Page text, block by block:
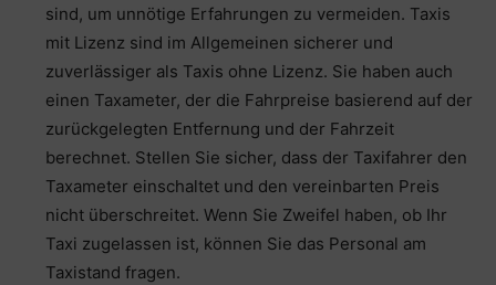
sind, um unnötige Erfahrungen zu vermeiden. Taxis
mit Lizenz sind im Allgemeinen sicherer und
zuverlässiger als Taxis ohne Lizenz. Sie haben auch
einen Taxameter, der die Fahrpreise basierend auf der
zurückgelegten Entfernung und der Fahrzeit
berechnet. Stellen Sie sicher, dass der Taxifahrer den
Taxameter einschaltet und den vereinbarten Preis
nicht überschreitet. Wenn Sie Zweifel haben, ob Ihr
Taxi zugelassen ist, können Sie das Personal am
Taxistand fragen.